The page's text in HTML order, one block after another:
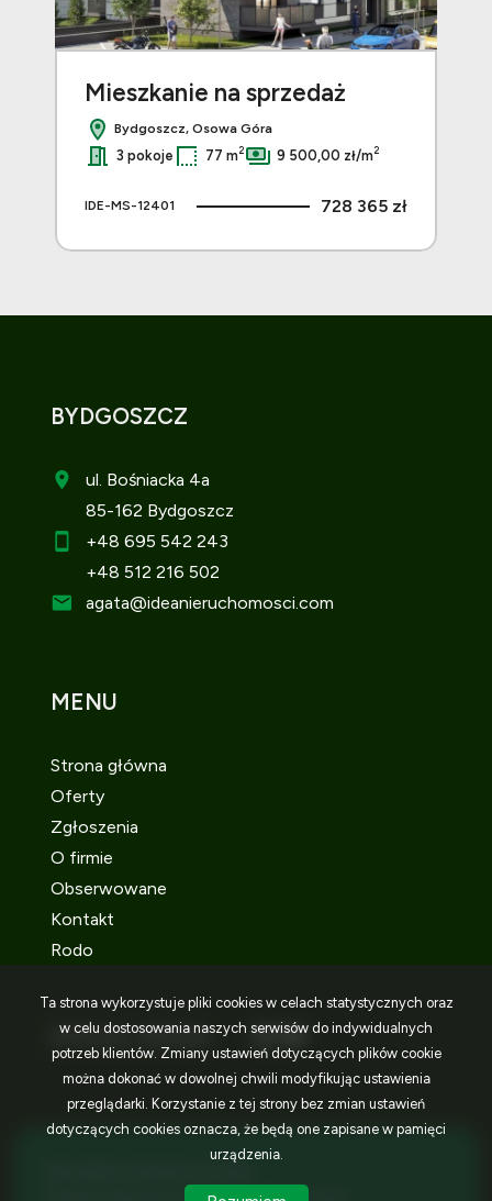
Mieszkanie na sprzedaż
Bydgoszcz, Osowa Góra
3 pokoje 77 m2 9 500,00 zł/m2
IDE-MS-12401 728 365 zł
BYDGOSZCZ
ul. Bośniacka 4a
85-162 Bydgoszcz
+48 695 542 243
+48 512 216 502
agata@ideanieruchomosci.com
MENU
Strona główna
Oferty
Zgłoszenia
O firmie
Obserwowane
Kontakt
Rodo
SOCIAL MEDIA Facebook
Facebook
Facebook
Ta strona wykorzystuje pliki cookies w celach statystycznych oraz
w celu dostosowania naszych serwisów do indywidualnych
potrzeb klientów. Zmiany ustawień dotyczących plików cookie
można dokonać w dowolnej chwili modyfikując ustawienia
przeglądarki. Korzystanie z tej strony bez zmian ustawień
dotyczących cookies oznacza, że będą one zapisane w pamięci
urządzenia.